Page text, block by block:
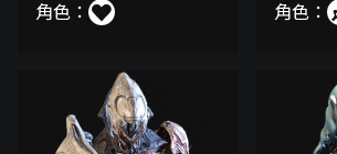
角色： 角色：